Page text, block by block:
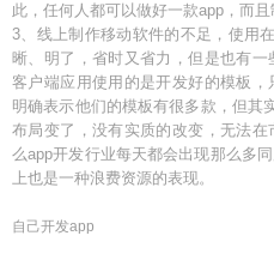
此，任何人都可以做好一款app，而且
3、线上制作移动软件的不足，使用
晰、明了，省时又省力，但是也有
客户端应用使用的是开发好的模板
明确表示他们的模板有很多款，但其
布局变了，没有实质的改变，无法
么app开发行业每天都会出现那么多
上也是一种浪费资源的表现。
自己开发app